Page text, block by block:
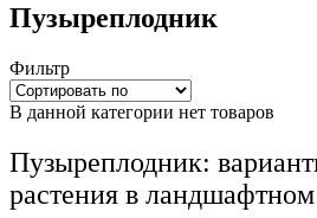
Пузыреплодник
Фильтр
В данной категории нет товаров
Пузыреплодник:
растения в